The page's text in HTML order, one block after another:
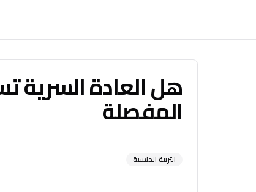
هل العادة السرية
المفصلة
التربية الجنسية